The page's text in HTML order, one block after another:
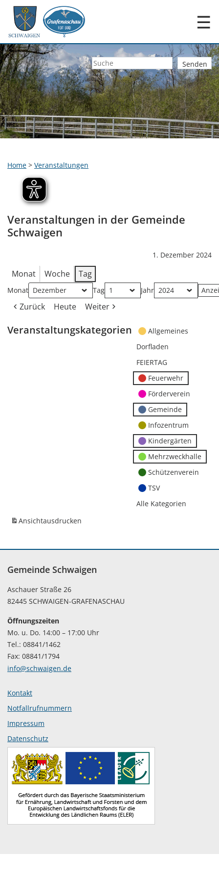
☰
Home > Veranstaltungen
Veranstaltungen in der Gemeinde
Schwaigen
1. Dezember 2024
Monat Woche Tag
Monat Tag Jahr
Zurück Heute Weiter
Veranstaltungskategorien
Allgemeines
Dorfladen
FEIERTAG
Feuerwehr
Förderverein
Gemeinde
Infozentrum
Kindergärten
Mehrzweckhalle
Schützenverein
TSV
Alle Kategorien
Ansichtausdrucken
Gemeinde Schwaigen
Aschauer Straße 26
82445 SCHWAIGEN-GRAFENASCHAU
Öffnungszeiten
Mo. u. Do. 14:00 – 17:00 Uhr
Tel.: 08841/1462
Fax: 08841/1794
info@schwaigen.de
Kontakt
Notfallrufnummern
Impressum
Datenschutz